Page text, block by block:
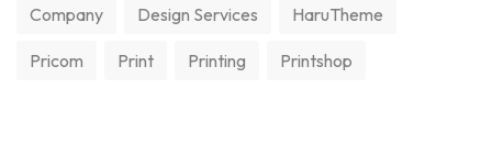
Company Design Services HaruTheme
Pricom Print Printing Printshop